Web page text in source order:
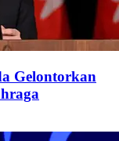
Gelontorkan